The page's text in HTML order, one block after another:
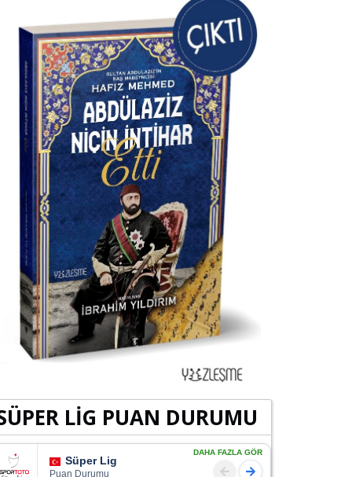
LİG PUAN DURUMU
Süper Lig
Puan Durumu
DAHA FAZLA GÖR